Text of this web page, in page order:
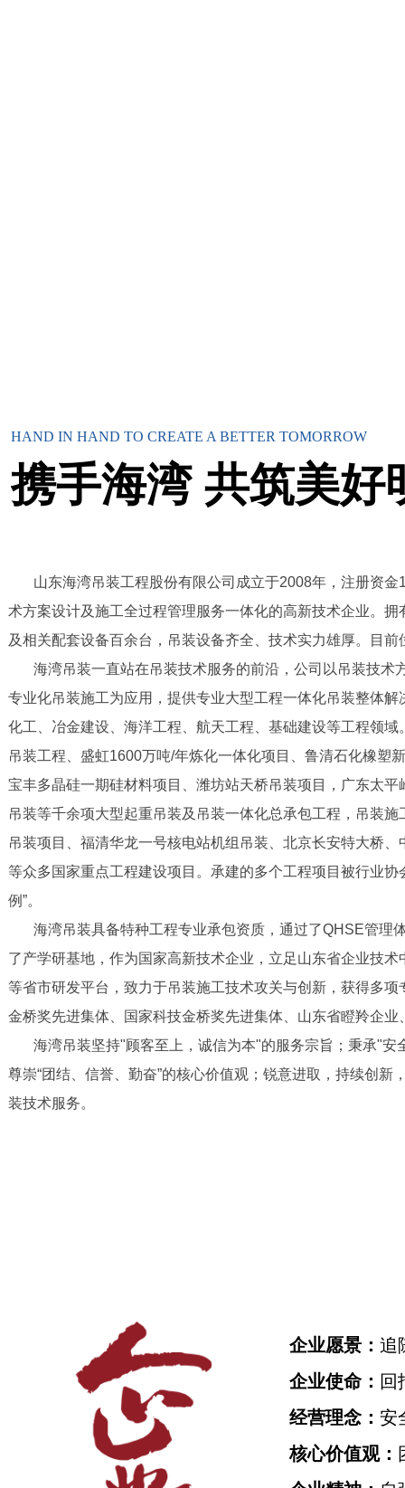
HAND IN HAND TO CREATE A BETTER TOMORROW
携手海湾 共筑美好
山东海湾吊装工程股份有限公司成立于2008年，注册资
术方案设计及施工全过程管理服务一体化的高新技术企业。
及相关配套设备百余台，吊装设备齐全、技术实力雄厚。目
海湾吊装一直站在吊装技术服务的前沿，公司以吊装技术
专业化吊装施工为应用，提供专业大型工程一体化吊装整体
化工、冶金建设、海洋工程、航天工程、基础建设等工程领
吊装工程、盛虹1600万吨/年炼化一体化项目、鲁清石化橡塑
宝丰多晶硅一期硅材料项目、潍坊站天桥吊装项目，广东太
吊装等千余项大型起重吊装及吊装一体化总承包工程，吊装
吊装项目、福清华龙一号核电站机组吊装、北京长安特大桥
等众多国家重点工程建设项目。承建的多个工程项目被行业协
例”。
海湾吊装具备特种工程专业承包资质，通过了QHSE管理
了产学研基地，作为国家高新技术企业，立足山东省企业技
等省市研发平台，致力于吊装施工技术攻关与创新，获得多
金桥奖先进集体、国家科技金桥奖先进集体、山东省瞪羚企
海湾吊装坚持"顾客至上，诚信为本"的服务宗旨；秉承"安
尊崇“团结、信誉、勤奋”的核心价值观；锐意进取，持续创
装技术服务。
企业愿景： 追
企业使命： 回
经营理念： 安
核心价值观：